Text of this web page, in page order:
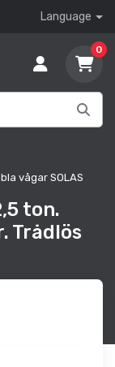
Language
0
vågar SOLAS
ton.
Trådlös